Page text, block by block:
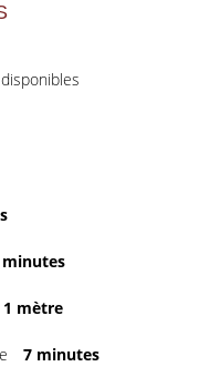
minutes
1 mètre
7 minutes